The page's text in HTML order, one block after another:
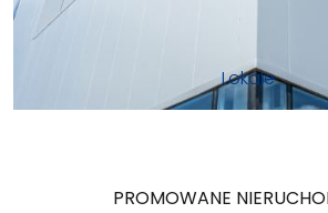
Lokale
PROMOWANE